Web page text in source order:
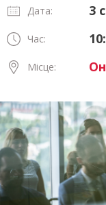
Дата: 3
Час:
Місце: